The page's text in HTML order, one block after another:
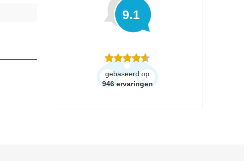
9.1
gebaseerd op
946 ervaringen